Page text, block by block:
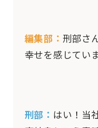
編集部： 刑部さ
幸せを感じてい
刑部： はい！当